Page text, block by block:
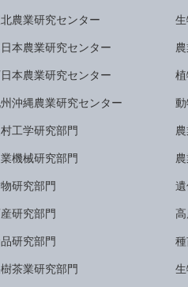
農業研究センター
本農業研究センター
本農業研究センター
沖縄農業研究センター
工学研究部門
機械研究部門
研究部門
研究部門
研究部門
茶業研究部門